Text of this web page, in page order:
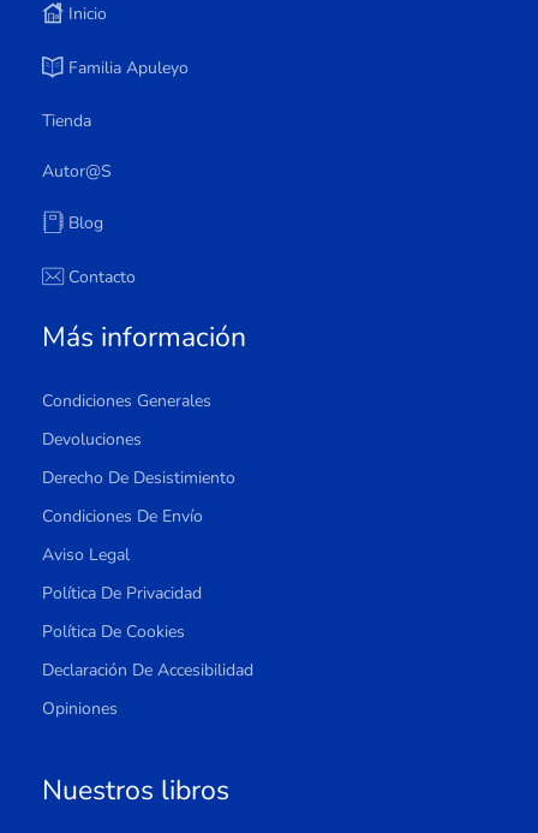
Inicio
Familia Apuleyo
Tienda
Autor@s
Blog
Contacto
Más información
Condiciones Generales
Devoluciones
Derecho De Desistimiento
Condiciones De Envío
Aviso Legal
Política De Privacidad
Política De Cookies
Declaración De Accesibilidad
Opiniones
Nuestros libros